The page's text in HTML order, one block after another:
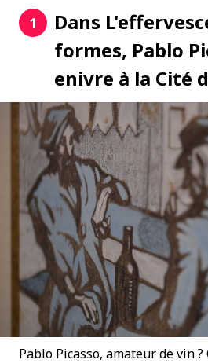
1
Dans
formes, Pablo
enivre à la Cité
Pablo Picasso, amateur de vin